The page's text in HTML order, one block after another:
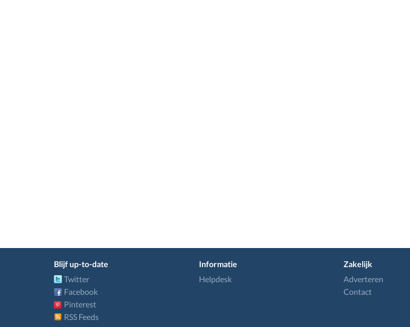
Blijf up-to-date
Twitter
Facebook
Pinterest
RSS Feeds
Informatie
Helpdesk
Zakelijk
Adverteren
Contact